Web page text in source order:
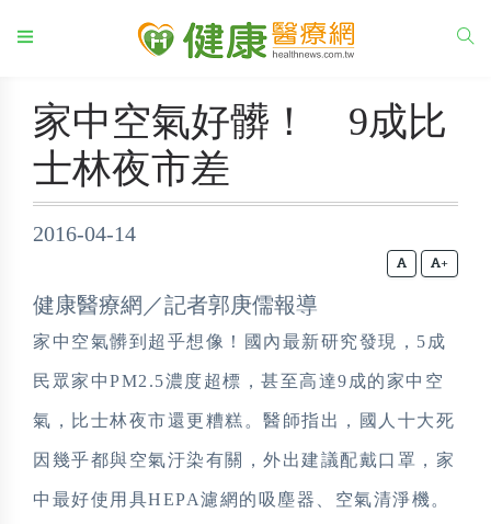
家中空氣好髒！ 9成比
士林夜市差
2016-04-14
+
健康醫療網／記者郭庚儒報導
家中空氣髒到超乎想像！國內最新研究發現，5成
民眾家中PM2.5濃度超標，甚至高達9成的家中空
氣，比士林夜市還更糟糕。醫師指出，國人十大死
因幾乎都與空氣汙染有關，外出建議配戴口罩，家
中最好使用具HEPA濾網的吸塵器、空氣清淨機。